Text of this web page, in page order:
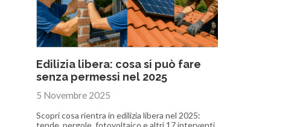
Edilizia libera: cosa si può fare
senza permessi nel 2025
5 Novembre 2025
Scopri cosa rientra in edilizia libera nel 2025: